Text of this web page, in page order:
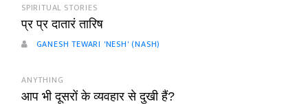
SPIRITUAL STORIES
प्र प्र दातारं तारिष
GANESH TEWARI 'NESH' (NASH)
ANYTHING
आप भी दूसरों के व्यवहार से दुखी हैं?